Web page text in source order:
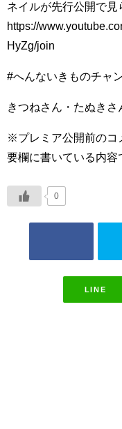
ネイルが先行公開で見
https://
HyZg/join
#へんないきものチャ
きつねさん・たぬき
※プレミア公開前のコ
要欄に書いている内容
0
LINE